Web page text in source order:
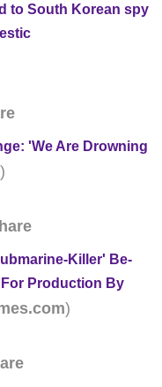
to South Korean spy
'We Are Drowning
)
Killer' Be-
Production By
)